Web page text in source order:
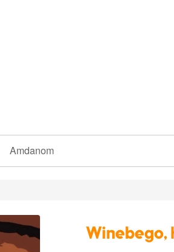
Amdanom
Winebego,